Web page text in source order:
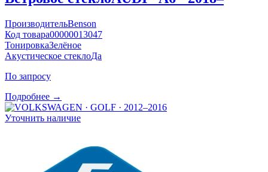
ПроизводительBenson
Код товара00000013047
ТонировкаЗелёное
Акустическое стеклоДа
По запросу
Подробнее →
Уточнить наличие